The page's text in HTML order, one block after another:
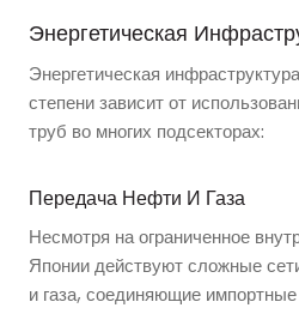
Энергетическая
Энергетическая
степени зависит от
труб во многих подсекторах:
Передача Нефти И Газа
Несмотря на ограниченное
Японии действуют сложные
и газа, соединяющие